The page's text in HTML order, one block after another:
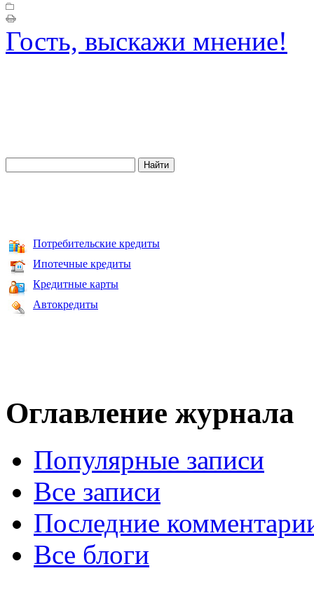
Гость, выскажи мнение!
Потребительские кредиты
Ипотечные кредиты
Кредитные карты
Автокредиты
Оглавление журнала
Популярные записи
Все записи
Последние
Все блоги